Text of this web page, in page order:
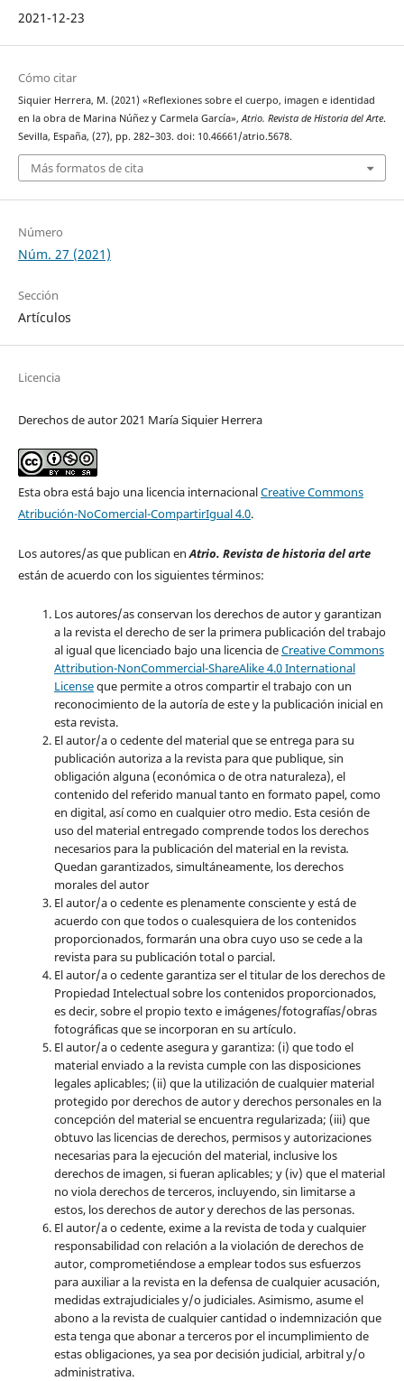
2021-12-23
Cómo citar
Siquier Herrera, M. (2021) «Reflexiones sobre el cuerpo, imagen e identidad
en la obra de Marina Núñez y Carmela García»,Atrio. Revista de Historia del Arte.
Sevilla, España, (27), pp. 282–303. doi: 10.46661/atrio.5678.
Más formatos de cita
Número
Núm. 27 (2021)
Sección
Artículos
Licencia
Derechos de autor 2021 María Siquier Herrera
Esta obra está bajo una licencia internacionalCreative Commons
Atribución-NoComercial-CompartirIgual 4.0.
Los autores/as que publican enAtrio. Revista de historia del arte
están de acuerdo con los siguientes términos:
Los autores/as conservan los derechos de autor y garantizan
a la revista el derecho de ser la primera publicación del trabajo
al igual que licenciado bajo una licencia deCreative Commons
Attribution-NonCommercial-ShareAlike 4.0 International
Licenseque permite a otros compartir el trabajo con un
reconocimiento de la autoría de este y la publicación inicial en
esta revista.
El autor/a o cedente del material que se entrega para su
publicación autoriza a la revista para que publique, sin
obligación alguna (económica o de otra naturaleza), el
contenido del referido manual tanto en formato papel, como
en digital, así como en cualquier otro medio. Esta cesión de
uso del material entregado comprende todos los derechos
necesarios para la publicación del material en la revista.
Quedan garantizados, simultáneamente, los derechos
morales del autor
El autor/a o cedente es plenamente consciente y está de
acuerdo con que todos o cualesquiera de los contenidos
proporcionados, formarán una obra cuyo uso se cede a la
revista para su publicación total o parcial.
El autor/a o cedente garantiza ser el titular de los derechos de
Propiedad Intelectual sobre los contenidos proporcionados,
es decir, sobre el propio texto e imágenes/fotografías/obras
fotográficas que se incorporan en su artículo.
El autor/a o cedente asegura y garantiza: (i) que todo el
material enviado a la revista cumple con las disposiciones
legales aplicables; (ii) que la utilización de cualquier material
protegido por derechos de autor y derechos personales en la
concepción del material se encuentra regularizada; (iii) que
obtuvo las licencias de derechos, permisos y autorizaciones
necesarias para la ejecución del material, inclusive los
derechos de imagen, si fueran aplicables; y (iv) que el material
no viola derechos de terceros, incluyendo, sin limitarse a
estos, los derechos de autor y derechos de las personas.
El autor/a o cedente, exime a la revista de toda y cualquier
responsabilidad con relación a la violación de derechos de
autor, comprometiéndose a emplear todos sus esfuerzos
para auxiliar a la revista en la defensa de cualquier acusación,
medidas extrajudiciales y/o judiciales. Asimismo, asume el
abono a la revista de cualquier cantidad o indemnización que
esta tenga que abonar a terceros por el incumplimiento de
estas obligaciones, ya sea por decisión judicial, arbitral y/o
administrativa.